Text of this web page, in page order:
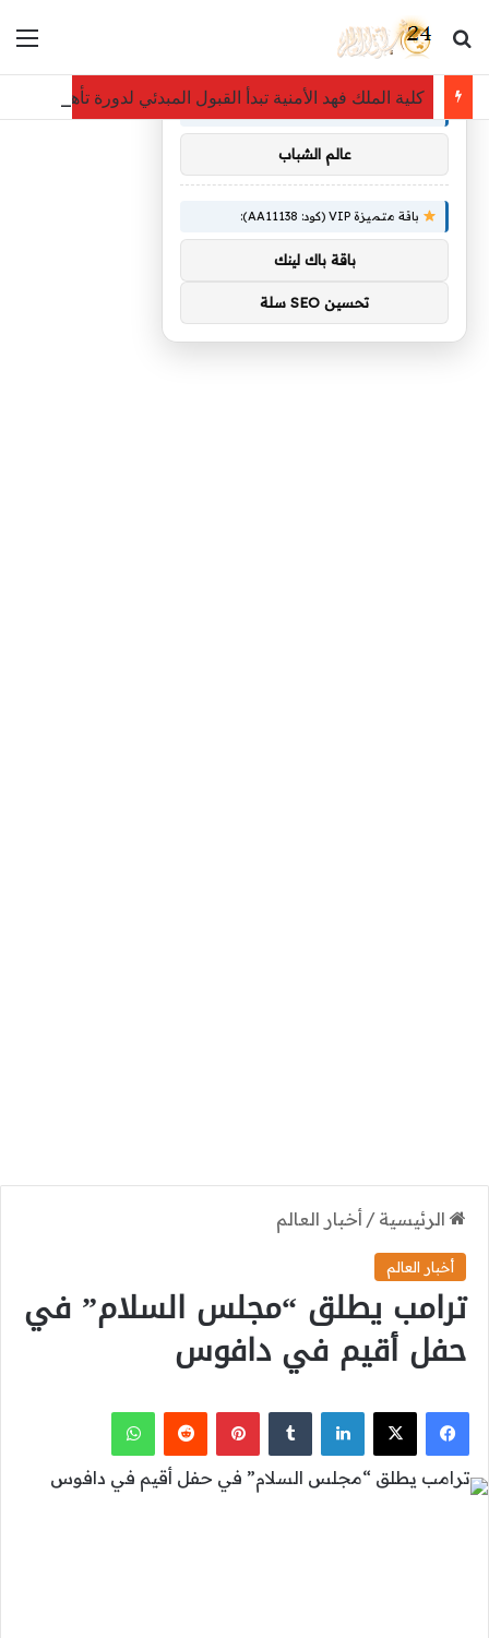
بحث عن
كلية الملك فهد الأمنية تبدأ القبول المبدئي لدورة تأهيل الضباط
الرئيسية / أخبار العالم
أخبار العالم
ترامب يطلق “مجلس السلام” في
حفل أقيم في دافوس
فيسبوك
‫X لينكدإن بينتيريست واتساب
توصيات :
باقة متميزة VIP (كود: AA86842):
عالم الشباب
باقة متميزة VIP (كود: AA11138):
باقة باك لينك
تحسين SEO سلة